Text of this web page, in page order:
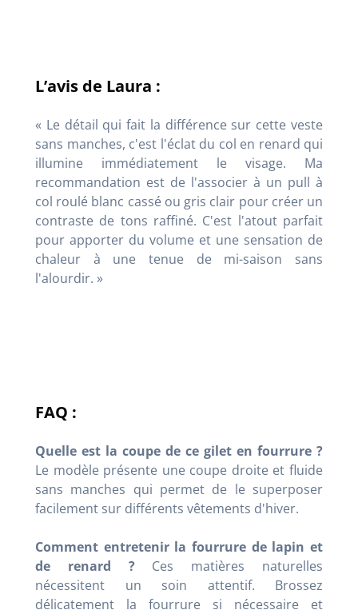
L’avis de Laura :
« Le détail qui fait la différence sur cette veste
sans manches, c'est l'éclat du col en renard qui
illumine immédiatement le visage. Ma
recommandation est de l'associer à un pull à
col roulé blanc cassé ou gris clair pour créer un
contraste de tons raffiné. C'est l'atout parfait
pour apporter du volume et une sensation de
chaleur à une tenue de mi-saison sans
l'alourdir. »
FAQ :
Quelle est la coupe de ce gilet en fourrure ?
Le modèle présente une coupe droite et fluide
sans manches qui permet de le superposer
facilement sur différents vêtements d'hiver.
Comment entretenir la fourrure de lapin et
de renard ?Ces matières naturelles
nécessitent un soin attentif. Brossez
délicatement la fourrure si nécessaire et